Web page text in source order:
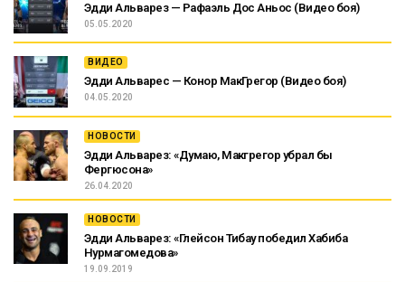
Эдди Альварез — Рафаэль Дос Аньос (Видео боя)
05.05.2020
ВИДЕО
Эдди Альварес — Конор МакГрегор (Видео боя)
04.05.2020
НОВОСТИ
Эдди Альварез: «Думаю, Макгрегор убрал бы
Фергюсона»
26.04.2020
НОВОСТИ
Эдди Альварез: «Глейсон Тибау победил Хабиба
Нурмагомедова»
19.09.2019